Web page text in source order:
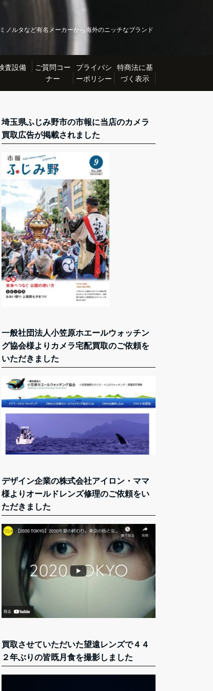
ノルタなど有名メーカーから海外のニッチなブランド
査設備
ご質問コー
ナー
プライバシ
ーポリシー
特商法に基
づく表示
埼玉県ふじみ野市の市報に当店のカメラ
買取広告が掲載されました
一般社団法人小笠原ホエールウォッチン
グ協会様よりカメラ宅配買取のご依頼を
いただきました
デザイン企業の株式会社アイロン・ママ
様よりオールドレンズ修理のご依頼をい
ただきました
買取させていただいた望遠レンズで４４
２年ぶりの皆既月食を撮影しました